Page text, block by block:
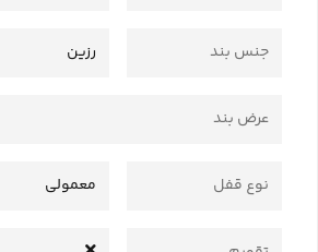
جنس بند رزین
عرض بند
نوع قفل معمولی